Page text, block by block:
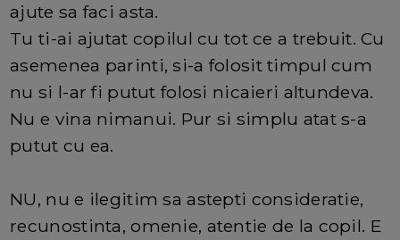
ajute sa faci asta.
Tu ti-ai ajutat copilul cu tot ce a trebuit. Cu
asemenea parinti, si-a folosit timpul cum
nu si l-ar fi putut folosi nicaieri altundeva.
Nu e vina nimanui. Pur si simplu atat s-a
putut cu ea.
NU, nu e ilegitim sa astepti consideratie,
recunostinta, omenie, atentie de la copil. E